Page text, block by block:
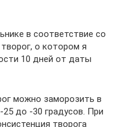
в соответствие со
о котором я
10 дней от даты
можно заморозить в
до -30 градусов. При
творога